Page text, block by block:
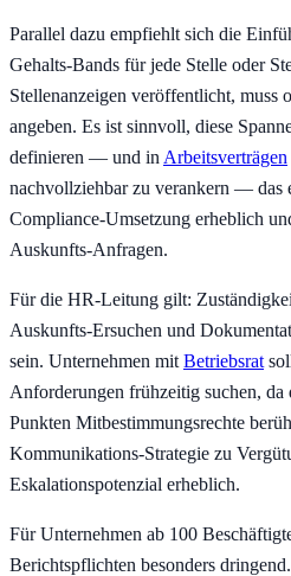
Parallel dazu empfiehlt sich die
Gehalts-Bands für jede Stelle oder
Stellenanzeigen veröffentlicht, muss
angeben. Es ist sinnvoll, diese
definieren — und in Arbeitsverträgen
nachvollziehbar zu verankern — das
Compliance-Umsetzung erheblich
Auskunfts-Anfragen.
Für die HR-Leitung gilt:
Auskunfts-Ersuchen und
sein. Unternehmen mit Betriebsrat
Anforderungen frühzeitig suchen,
Punkten Mitbestimmungsrechte
Kommunikations-Strategie zu
Eskalationspotenzial erheblich.
Für Unternehmen ab 100
Berichtspflichten besonders